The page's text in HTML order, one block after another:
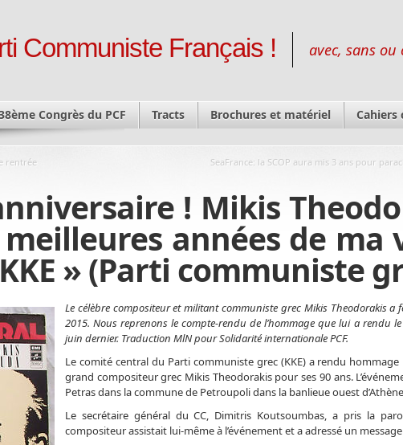
Communiste Français ! avec, sans
Congrès du PCF Tracts Brochures et matériel Cahiers
rentrée
SeaFrance: la SCOP aura mis 3 ans pour
! Mikis
meilleures années de ma
» (Parti communiste
Le célèbre compositeur et militant communiste grec Mikis Theodorakis a
2015. Nous reprenons le compte-rendu de l’hommage que lui a rendu le
juin dernier. Traduction MlN pour Solidarité internationale PCF.
Le comité central du Parti communiste grec (KKE) a rendu
grand compositeur grec Mikis Theodorakis pour ses 90 ans.
Petras dans la commune de Petroupoli dans la banlieue ouest
Le secrétaire général du CC, Dimitris Koutsoumbas, a pris la
compositeur assistait lui-même à l’événement et a adressé un